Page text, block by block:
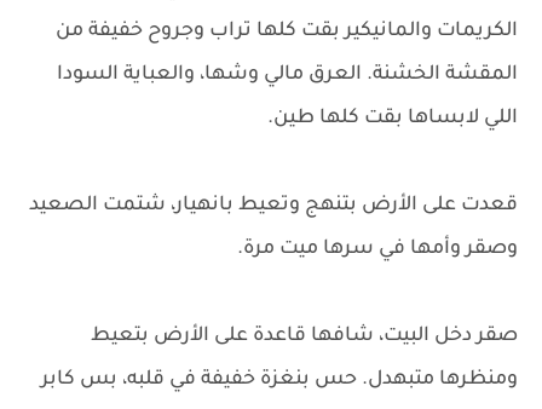
الكريمات والمانيكير بقت كلها تراب وجروح خفيفة من
المقشة الخشنة. العرق مالي وشها، والعباية السودا
اللي لابساها بقت كلها طين.
قعدت على الأرض بتنهج وتعيط بانهيار، شتمت الصعيد
وصقر وأمها في سرها ميت مرة.
صقر دخل البيت، شافها قاعدة على الأرض بتعيط
ومنظرها متبهدل. حس بنغزة خفيفة في قلبه، بس كابر